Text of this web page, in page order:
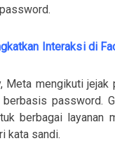
Interaksi di
Meta mengikuti
password.
berbagai layanan
kata sandi.